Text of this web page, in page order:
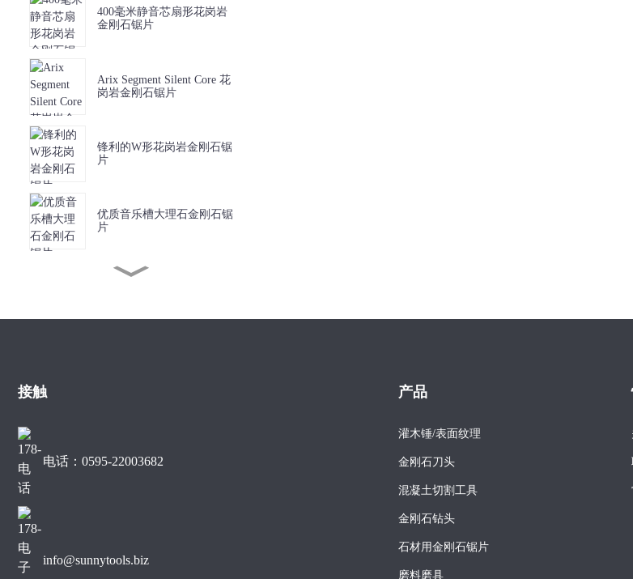
400毫米静音芯扇形花岗岩
金刚石锯片
Arix Segment Silent Core 花
岗岩金刚石锯片
锋利的W形花岗岩金刚石锯
片
优质音乐槽大理石金刚石锯
片
接触
电话：0595-22003682
info@sunnytools.biz
产品
灌木锤/表面纹理
金刚石刀头
混凝土切割工具
金刚石钻头
石材用金刚石锯片
磨料磨具